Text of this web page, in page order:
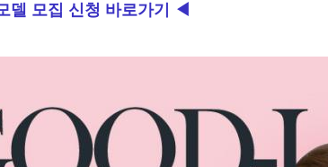
델 모집 신청 바로가기 ◀